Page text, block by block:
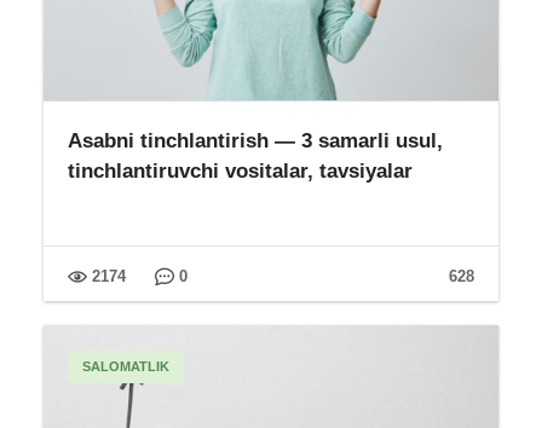
Asabni tinchlantirish — 3 samarli usul,
tinchlantiruvchi vositalar, tavsiyalar
628
2174 0
SALOMATLIK